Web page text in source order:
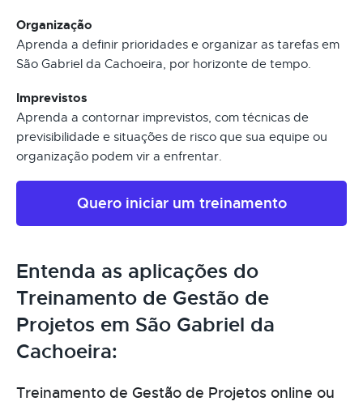
Organização
Aprenda a definir prioridades e organizar as tarefas em
São Gabriel da Cachoeira, por horizonte de tempo.
Imprevistos
Aprenda a contornar imprevistos, com técnicas de
previsibilidade e situações de risco que sua equipe ou
organização podem vir a enfrentar.
Quero iniciar um treinamento
Entenda as aplicações do
Treinamento de Gestão de
Projetos em São Gabriel da
Cachoeira:
Treinamento de Gestão de Projetos online ou